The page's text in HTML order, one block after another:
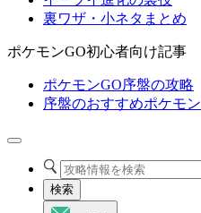
裏ワザ・小ネタまとめ
ポケモンGO初心者向け記事
ポケモンGO序盤の攻略
序盤のおすすめポケモン
検索